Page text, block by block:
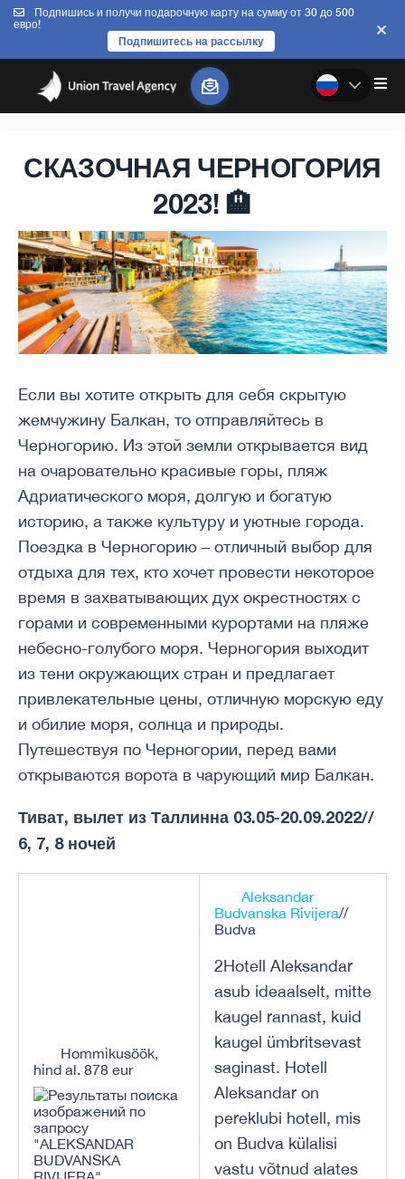
Подпишись и получи подарочную карту на сумму от 30 до 500
евро!
Подпишитесь на рассылку
СКАЗОЧНАЯ ЧЕРНОГОРИЯ
2023! 🏨
Если вы хотите открыть для себя скрытую
жемчужину Балкан, то отправляйтесь в
Черногорию. Из этой земли открывается вид
на очаровательно красивые горы, пляж
Адриатического моря, долгую и богатую
историю, а также культуру и уютные города.
Поездка в Черногорию – отличный выбор для
отдыха для тех, кто хочет провести некоторое
время в захватывающих дух окрестностях с
горами и современными курортами на пляже
небесно-голубого моря. Черногория выходит
из тени окружающих стран и предлагает
привлекательные цены, отличную морскую еду
и обилие моря, солнца и природы.
Путешествуя по Черногории, перед вами
открываются ворота в чарующий мир Балкан.
Тиват, вылет из Таллинна 03.05-20.09.2022//
6, 7, 8 ночей
Hommikusöök,
hind al. 878 eur
Aleksandar
Budvanska Rivijera//
Budva
2Hotell Aleksandar
asub ideaalselt, mitte
kaugel rannast, kuid
kaugel ümbritsevast
saginast. Hotell
Aleksandar on
pereklubi hotell, mis
on Budva külalisi
vastu võtnud alates